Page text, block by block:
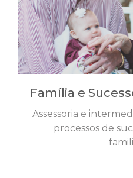
Família e
Assessoria e
processos de